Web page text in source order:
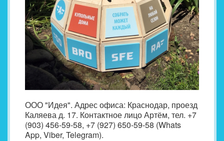
ООО "Идея". Адрес офиса: Краснодар, проезд
Каляева д. 17. Контактное лицо Артём, тел. +7
(903) 456-59-58, +7 (927) 650-59-58 (Whats
App, Viber, Telegram).